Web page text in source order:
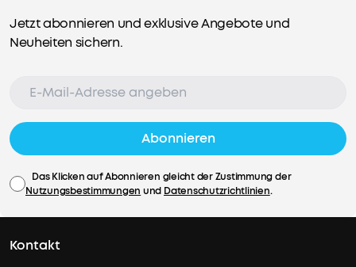
Jetzt abonnieren und exklusive Angebote und
Neuheiten sichern.
Abonnieren
Das Klicken auf Abonnieren gleicht der Zustimmung der
Nutzungsbestimmungen und Datenschutzrichtlinien.
Kontakt